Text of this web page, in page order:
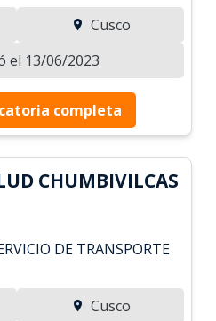
Cusco
el 13/06/2023
completa
CHUMBIVILCAS
DE TRANSPORTE
Cusco